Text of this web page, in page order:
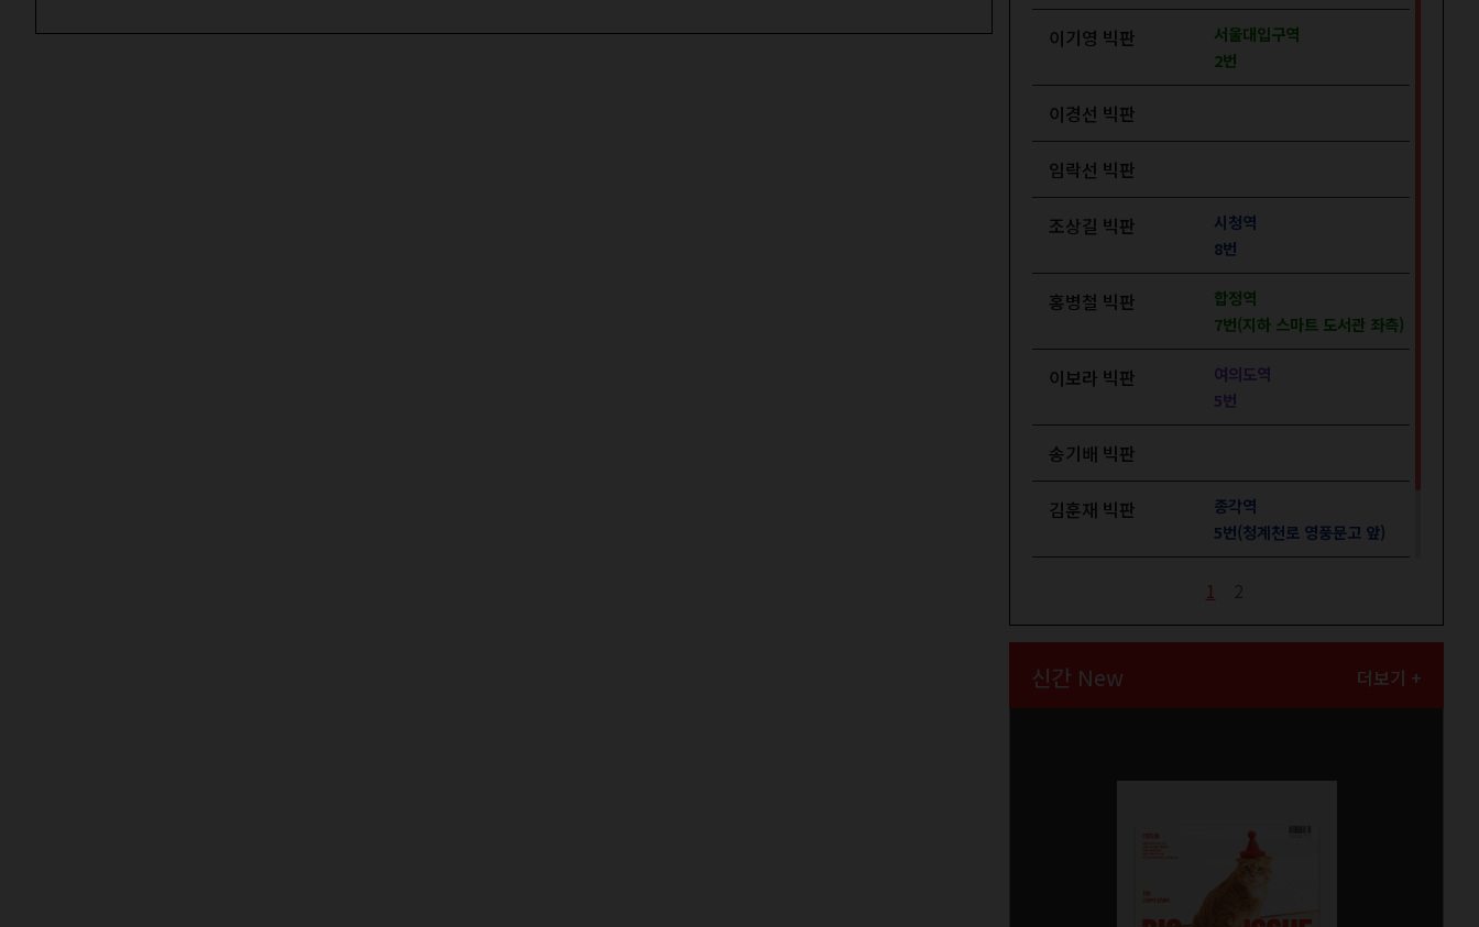
이기영 빅판
서울대입구역
2번
이경선 빅판
임락선 빅판
조상길 빅판
시청역
8번
홍병철 빅판
합정역
7번(지하 스마트 도서관 좌측)
이보라 빅판
여의도역
5번
송기배 빅판
김훈재 빅판
종각역
5번(청계천로 영풍문고 앞)
1번
1
신간 New 더보기 +